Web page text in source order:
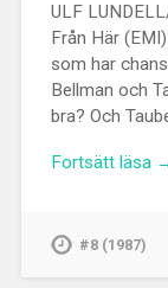
ULF
Från Här
som har
Bellman och
bra? Och
Fortsätt läsa
#8 (1987)